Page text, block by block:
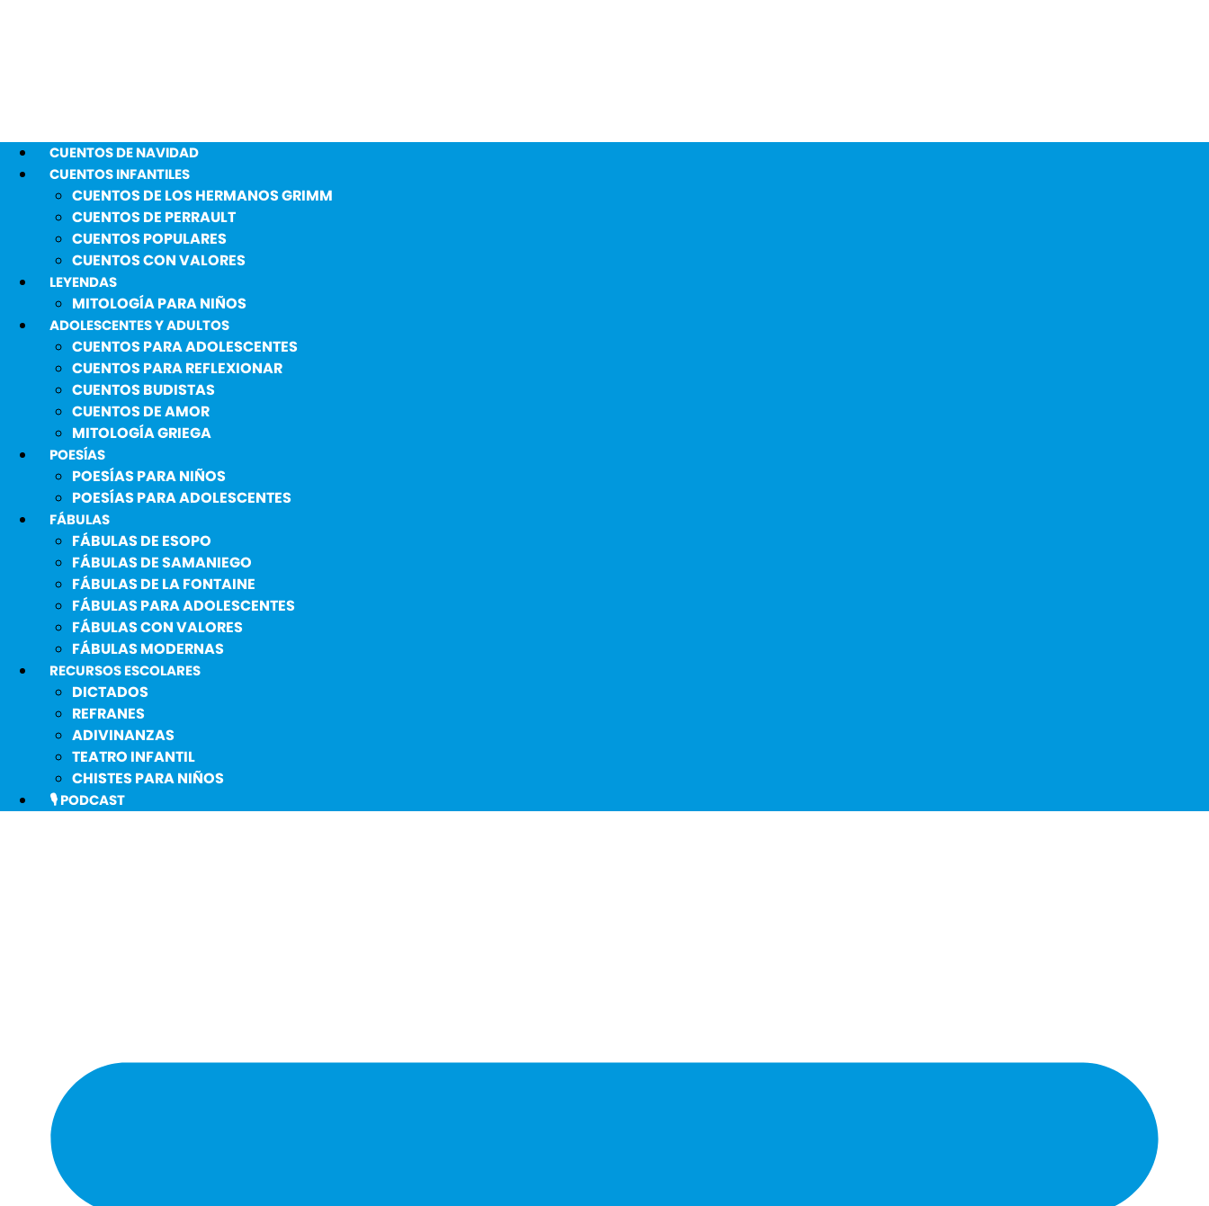
CUENTOS DE NAVIDAD
CUENTOS INFANTILES
CUENTOS DE LOS HERMANOS GRIMM
CUENTOS DE PERRAULT
CUENTOS POPULARES
CUENTOS CON VALORES
LEYENDAS
MITOLOGÍA PARA NIÑOS
ADOLESCENTES Y ADULTOS
CUENTOS PARA ADOLESCENTES
CUENTOS PARA REFLEXIONAR
CUENTOS BUDISTAS
CUENTOS DE AMOR
MITOLOGÍA GRIEGA
POESÍAS
POESÍAS PARA NIÑOS
POESÍAS PARA ADOLESCENTES
FÁBULAS
FÁBULAS DE ESOPO
FÁBULAS DE SAMANIEGO
FÁBULAS DE LA FONTAINE
FÁBULAS PARA ADOLESCENTES
FÁBULAS CON VALORES
FÁBULAS MODERNAS
RECURSOS ESCOLARES
DICTADOS
REFRANES
ADIVINANZAS
TEATRO INFANTIL
CHISTES PARA NIÑOS
🎙️ PODCAST